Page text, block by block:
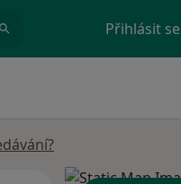
Přihlásit se